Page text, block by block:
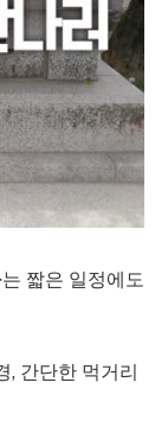
는 짧은 일정에도
, 간단한 먹거리